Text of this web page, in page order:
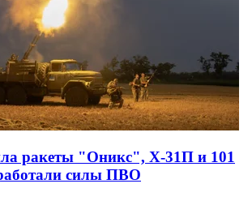
ракеты "Оникс", Х-31П и 101
силы ПВО